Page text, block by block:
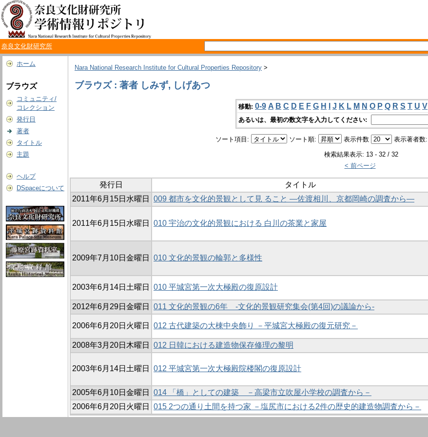
奈良文化財研究所
ホーム
ブラウズ
コミュニティ/
コレクション
発行日
著者
タイトル
主題
ヘルプ
DSpaceについて
Nara National Research Institute for Cultural Properties Repository >
ブラウズ : 著者 しみず, しげあつ
移動: 0-9 A B C D E F G H J K L M N O P Q R S T U V
あるいは、最初の数文字を入力してください:
ソート項目: ソート順: 表示件数 表示著者数:
検索結果表示: 13 - 32 / 32
< 前ページ
発行日 タイトル
2011年6月15日水曜日
009 都市を文化的景観として見 ること ―佐渡相川、京都岡崎の調査から―
2011年6月15日水曜日 010 宇治の文化的景観における 白川の茶業と家屋
2009年7月10日金曜日 010 文化的景観の輪郭と多様性
2003年6月14日土曜日 010 平城宮第一次大極殿の復原設計
2012年6月29日金曜日
011 文化的景観の6年 -文化的景観研究集会(第4回)の議論から-
2006年6月20日火曜日 012 古代建築の大棟中央飾り －平城宮大極殿の復元研究－
2008年3月20日木曜日
012 日韓における建造物保存修理の黎明
2003年6月14日土曜日 012 平城宮第一次大極殿院楼閣の復原設計
2005年6月10日金曜日
014 「橋」としての建築 －高梁市立吹屋小学校の調査から－
2006年6月20日火曜日
015 2つの通り土間を持つ家 －塩尻市における2件の歴史的建造物調査から－